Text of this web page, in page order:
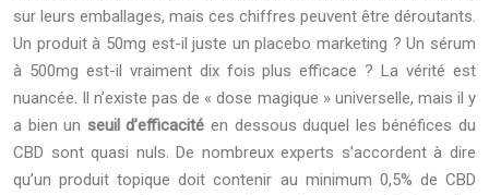
sur leurs emballages, mais ces chiffres peuvent être déroutants.
Un produit à 50mg est-il juste un placebo marketing ? Un sérum
à 500mg est-il vraiment dix fois plus efficace ? La vérité est
nuancée. Il n’existe pas de « dose magique » universelle, mais il y
a bien un seuil d’efficacité en dessous duquel les bénéfices du
CBD sont quasi nuls. De nombreux experts s’accordent à dire
qu’un produit topique doit contenir au minimum 0,5% de CBD